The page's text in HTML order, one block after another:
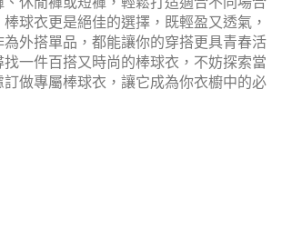
球衣更是絕佳的選擇，既輕盈又透氣，
為外搭單品，都能讓你的穿搭更具青春活
一件百搭又時尚的棒球衣，不妨探索當
訂做專屬棒球衣，讓它成為你衣櫥中的必